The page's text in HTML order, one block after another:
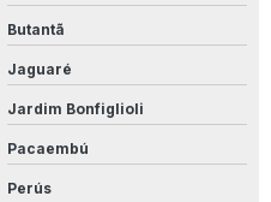
Butantã
Jaguaré
Jardim Bonfiglioli
Pacaembú
Perús